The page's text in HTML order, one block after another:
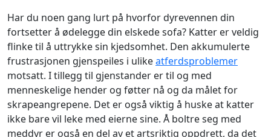
Har du noen gang lurt på hvorfor dyrevennen din
fortsetter å ødelegge din elskede sofa? Katter er veldig
flinke til å uttrykke sin kjedsomhet. Den akkumulerte
frustrasjonen gjenspeiles i ulikeatferdsproblemer
motsatt. I tillegg til gjenstander er til og med
menneskelige hender og føtter nå og da målet for
skrapeangrepene. Det er også viktig å huske at katter
ikke bare vil leke med eierne sine. Å boltre seg med
meddyr er også en del av et artsriktig oppdrett, da det